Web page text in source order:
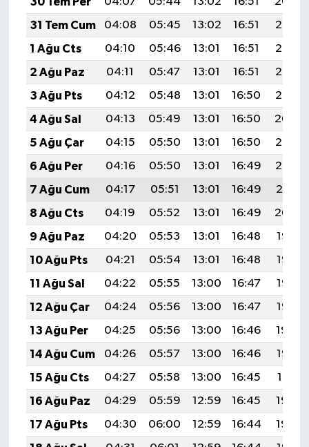
31 Tem Cum
04:08 05:45 13:02 16:51
20:08
1 Ağu Cts
04:10 05:46 13:01 16:51
20:07
2 Ağu Paz
04:11 05:47 13:01 16:51
20:06
3 Ağu Pts
04:12 05:48 13:01 16:50
20:05
4 Ağu Sal
04:13 05:49 13:01 16:50
20:04
5 Ağu Çar
04:15 05:50 13:01 16:50
20:03
6 Ağu Per
04:16 05:50 13:01 16:49
20:02
7 Ağu Cum
04:17 05:51 13:01 16:49
20:01
8 Ağu Cts
04:19 05:52 13:01 16:49
20:00
9 Ağu Paz
04:20 05:53 13:01 16:48
19:58
10 Ağu Pts
04:21 05:54 13:01 16:48
19:57
11 Ağu Sal
04:22 05:55 13:00 16:47
19:56
12 Ağu Çar
04:24 05:56 13:00 16:47
19:55
13 Ağu Per
04:25 05:56 13:00 16:46
19:54
14 Ağu Cum
04:26 05:57 13:00 16:46
19:53
15 Ağu Cts
04:27 05:58 13:00 16:45
19:51
16 Ağu Paz
04:29 05:59 12:59 16:45
19:50
17 Ağu Pts
04:30 06:00 12:59 16:44
19:49